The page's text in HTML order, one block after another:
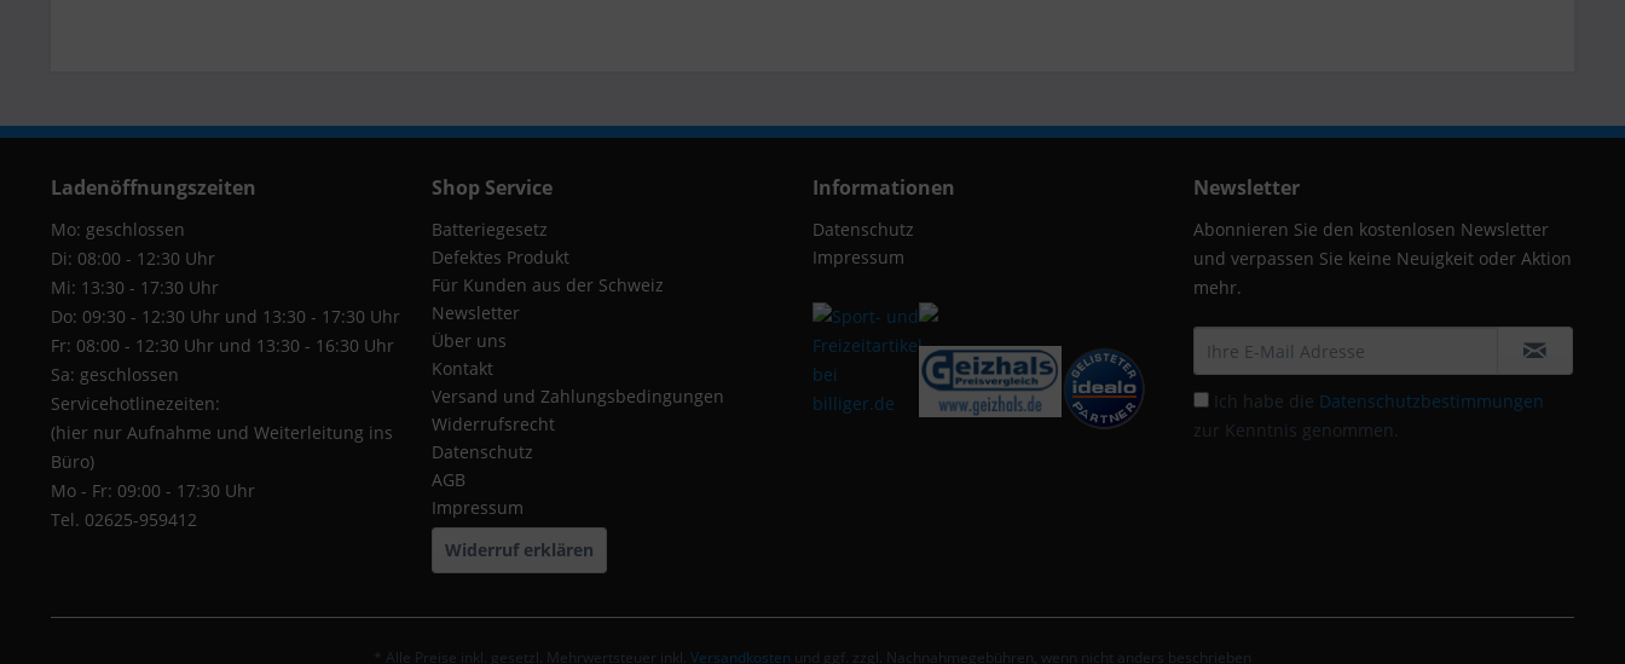
Ladenöffnungszeiten
Mo: geschlossen
Di: 08:00 - 12:30 Uhr
Mi: 13:30 - 17:30 Uhr
Do: 09:30 - 12:30 Uhr und 13:30 - 17:30 Uhr
Fr: 08:00 - 12:30 Uhr und 13:30 - 16:30 Uhr
Sa: geschlossen
Servicehotlinezeiten:
(hier nur Aufnahme und Weiterleitung ins
Büro)
Mo - Fr: 09:00 - 17:30 Uhr
Tel. 02625-959412
Shop Service
Batteriegesetz
Defektes Produkt
Für Kunden aus der Schweiz
Newsletter
Über uns
Kontakt
Versand und Zahlungsbedingungen
Widerrufsrecht
Datenschutz
AGB
Impressum
Widerruf erklären
Informationen
Datenschutz
Impressum
Newsletter
Abonnieren Sie den kostenlosen Newsletter
und verpassen Sie keine Neuigkeit oder Aktion
mehr.
Ich habe die Datenschutzbestimmungen
zur Kenntnis genommen.
* Alle Preise inkl. gesetzl. Mehrwertsteuer inkl. Versandkosten und ggf. zzgl. Nachnahmegebühren, wenn nicht anders beschrieben